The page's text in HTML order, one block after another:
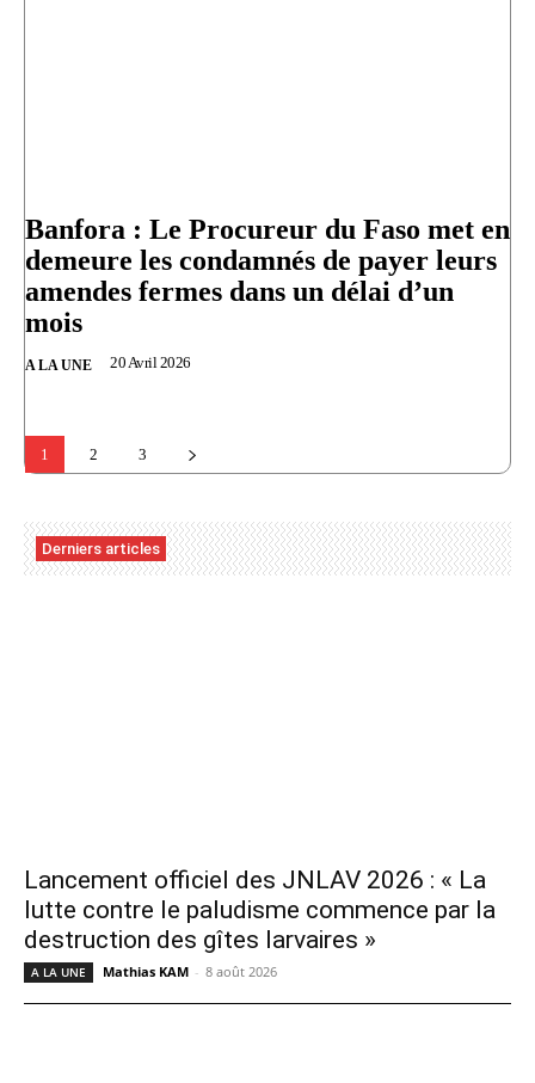
Banfora : Le Procureur du Faso met en
demeure les condamnés de payer leurs
amendes fermes dans un délai d’un
mois
A LA UNE 20 Avril 2026
1 2 3
Derniers articles
Lancement officiel des JNLAV 2026 : « La
lutte contre le paludisme commence par la
destruction des gîtes larvaires »
A LA UNE Mathias KAM - 8 août 2026